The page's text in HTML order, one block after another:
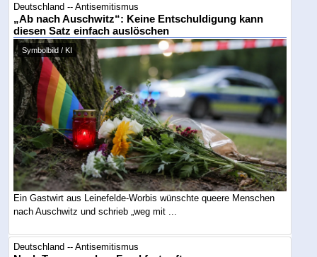
Deutschland -- Antisemitismus
„Ab nach Auschwitz“: Keine Entschuldigung kann
diesen Satz einfach auslöschen
Symbolbild / KI
Ein Gastwirt aus Leinefelde-Worbis wünschte queere Menschen
nach Auschwitz und schrieb „weg mit ...
Deutschland -- Antisemitismus